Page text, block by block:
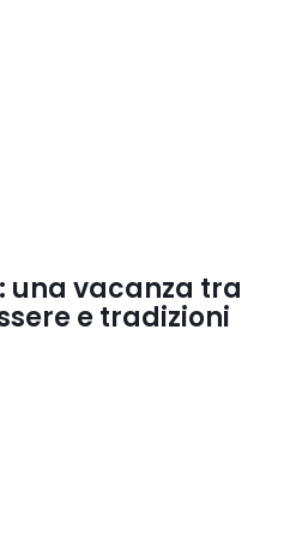
una vacanza tra
e tradizioni